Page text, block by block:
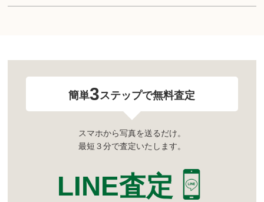
簡単3ステップで無料査定
スマホから写真を送るだけ。
最短３分で査定いたします。
LINE査定